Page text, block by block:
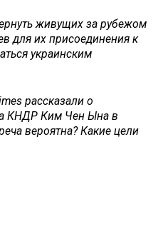
живущих за рубежом
для их присоединения к
украинским
рассказали о
КНДР Ким Чен Ына в
вероятна? Какие цели